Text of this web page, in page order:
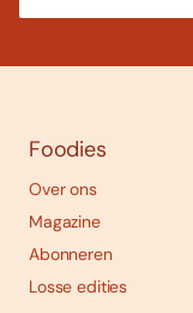
Foodies
Over ons
Magazine
Abonneren
Losse edities